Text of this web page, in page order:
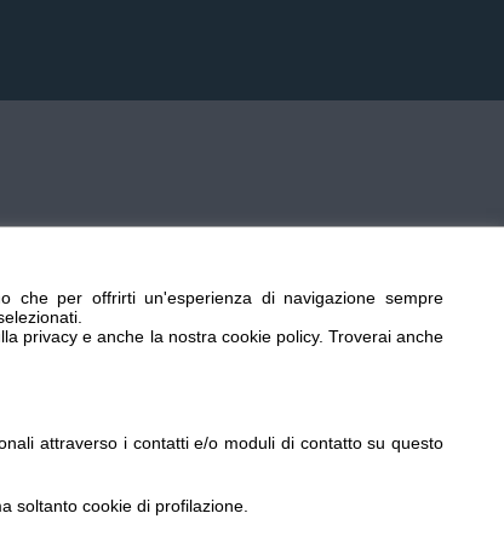
che per offrirti un'esperienza di navigazione sempre
privacy e anche la nostra cookie policy. Troverai anche
attraverso i contatti e/o moduli di contatto su questo
soltanto cookie di profilazione.